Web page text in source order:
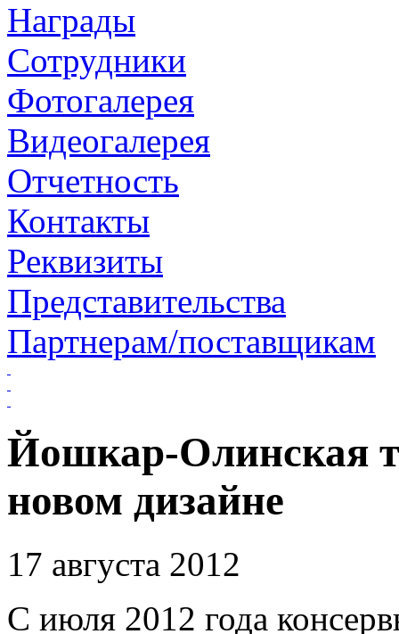
Награды
Сотрудники
Фотогалерея
Видеогалерея
Отчетность
Контакты
Реквизиты
Представительства
Партнерам/поставщикам
Йошкар-Олинская
новом дизайне
17 августа 2012
С июля 2012 года